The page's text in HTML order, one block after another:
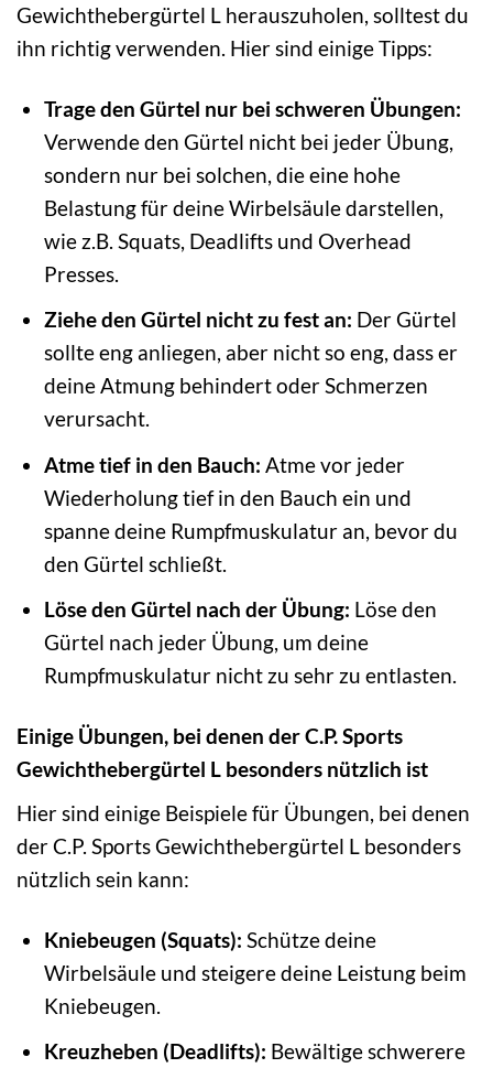
Gewichthebergürtel L herauszuholen, solltest du
ihn richtig verwenden. Hier sind einige Tipps:
Trage den Gürtel nur bei schweren Übungen:
Verwende den Gürtel nicht bei jeder Übung,
sondern nur bei solchen, die eine hohe
Belastung für deine Wirbelsäule darstellen,
wie z.B. Squats, Deadlifts und Overhead
Presses.
Ziehe den Gürtel nicht zu fest an: Der Gürtel
sollte eng anliegen, aber nicht so eng, dass er
deine Atmung behindert oder Schmerzen
verursacht.
Atme tief in den Bauch: Atme vor jeder
Wiederholung tief in den Bauch ein und
spanne deine Rumpfmuskulatur an, bevor du
den Gürtel schließt.
Löse den Gürtel nach der Übung: Löse den
Gürtel nach jeder Übung, um deine
Rumpfmuskulatur nicht zu sehr zu entlasten.
Einige Übungen, bei denen der C.P. Sports
Gewichthebergürtel L besonders nützlich ist
Hier sind einige Beispiele für Übungen, bei denen
der C.P. Sports Gewichthebergürtel L besonders
nützlich sein kann:
Kniebeugen (Squats): Schütze deine
Wirbelsäule und steigere deine Leistung beim
Kniebeugen.
Kreuzheben (Deadlifts): Bewältige schwerere